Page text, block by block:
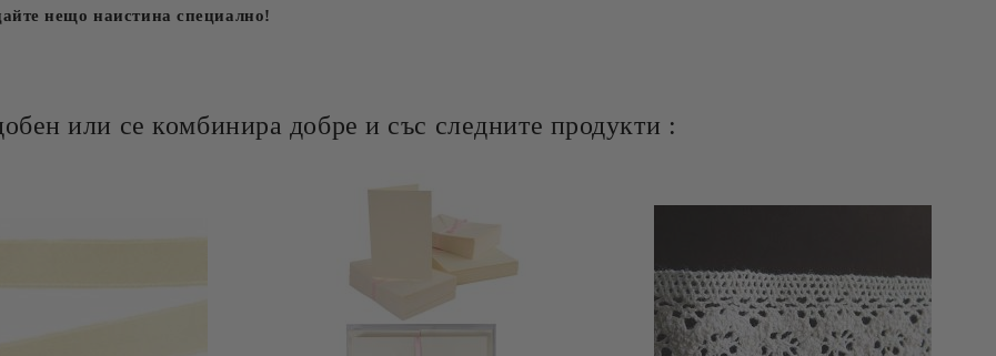
нещо наистина специално!
или се комбинира добре и със следните продукти :